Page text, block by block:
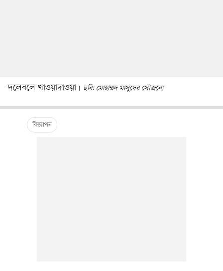
দলেবলে খাওয়াদাওয়া ছবি: মোহাম্মদ মাসুদের সৌজন্যে